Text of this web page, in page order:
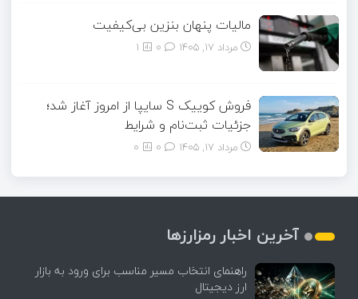
مالیات پنهان بنزین بی‌کیفیت
مرداد ۱۷, ۱۴۰۵ 1
فروش کوییک S سایپا از امروز آغاز شد؛
جزئیات ثبت‌نام و شرایط
مرداد ۱۷, ۱۴۰۵ 0
آخرین اخبار رمزارزها
راهنمای انتخاب مسیر مناسب برای ورود به بازار
ارز دیجیتال